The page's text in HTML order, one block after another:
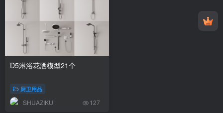
D5淋浴花洒模型21个
厨卫用品
SHUAZIKU 127